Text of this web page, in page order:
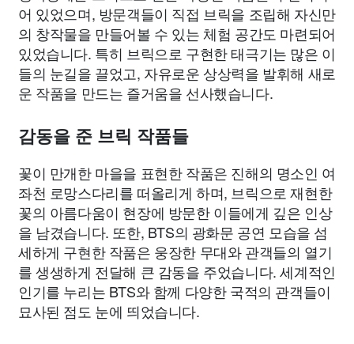
어 있었으며, 방문객들이 직접 브릭을 조립해 자신만
의 창작물을 만들어볼 수 있는 체험 공간도 마련되어
있었습니다. 특히 브릭으로 구현한 태극기는 많은 이
들의 눈길을 끌었고, 자유로운 상상력을 발휘해 새로
운 작품을 만드는 즐거움을 선사했습니다.
감동을 준 브릭 작품들
꽃이 만개한 마을을 표현한 작품은 진해의 명소인 여
좌천 로망스다리를 떠올리게 하며, 브릭으로 재현한
꽃의 아름다움이 현장에 방문한 이들에게 깊은 인상
을 남겼습니다. 또한, BTS의 광화문 공연 모습을 섬
세하게 구현한 작품은 웅장한 무대와 관객들의 열기
를 생생하게 전달해 큰 감동을 주었습니다. 세계적인
인기를 누리는 BTS와 함께 다양한 국적의 관객들이
묘사된 점도 눈에 띄었습니다.